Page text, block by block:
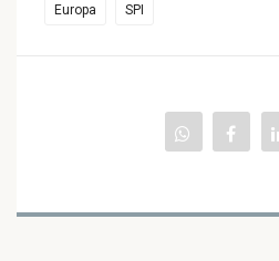
Europa SPI